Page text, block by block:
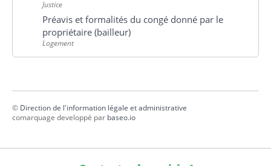
Justice
Préavis et formalités du congé donné par le
propriétaire (bailleur)
Logement
© Direction de l'information légale et administrative
comarquage developpé par baseo.io